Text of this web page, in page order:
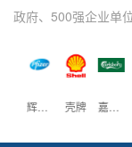
政府、500强企业单
壳牌 嘉士伯